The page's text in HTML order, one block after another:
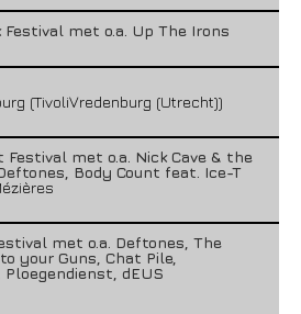
met o.a. Up The Irons
(TivoliVredenburg (Utrecht))
Festival met o.a. Nick Cave & the
Body Count feat. Ice-T
met o.a. Deftones, The
your Guns, Chat Pile,
Ploegendienst, dEUS